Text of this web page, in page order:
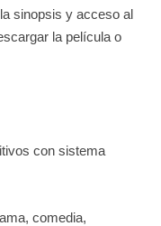
sinopsis y acceso al
la película o
con sistema
comedia,